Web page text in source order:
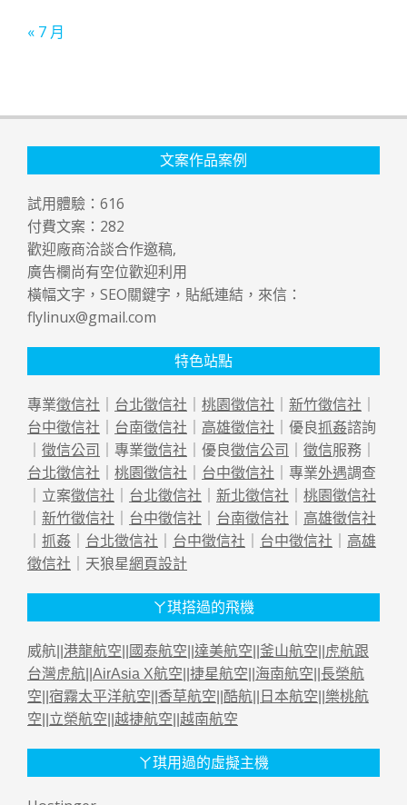
« 7 月
文案作品案例
試用體驗： 616
付費文案： 282
歡迎廠商洽談合作邀稿,
廣告欄尚有空位歡迎利用
橫幅文字，SEO關鍵字，貼紙連結，來信：
flylinux@gmail.com
特色站點
專業徵信社 ｜ 台北徵信社 ｜ 桃園徵信社 ｜ 新竹徵信社 ｜
台中徵信社 ｜ 台南徵信社 ｜ 高雄徵信社 ｜優良抓姦諮詢
｜ 徵信公司 ｜專業徵信社 ｜優良徵信公司 ｜ 徵信服務｜
台北徵信社 ｜ 桃園徵信社 ｜ 台中徵信社 ｜專業外遇調查
｜立案徵信社 ｜ 台北徵信社 ｜ 新北徵信社 ｜ 桃園徵信社
｜ 新竹徵信社 ｜ 台中徵信社 ｜ 台南徵信社 ｜ 高雄徵信社
｜ 抓姦 ｜ 台北徵信社 ｜ 台中徵信社 ｜ 台中徵信社 ｜ 高雄
徵信社 ｜天狼星網頁設計
ㄚ琪搭過的飛機
威航|| 港龍航空 國泰航空 達美航空 釜山航空
虎航跟
台灣虎航 AirAsia X航空 捷星航空 海南航空 長榮航
空 宿霧太平洋航空 香草航空 酷航 日本航空 樂桃航
空 立榮航空 越捷航空 越南航空
ㄚ琪用過的虛擬主機